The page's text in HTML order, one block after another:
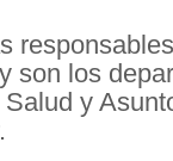
son los
y